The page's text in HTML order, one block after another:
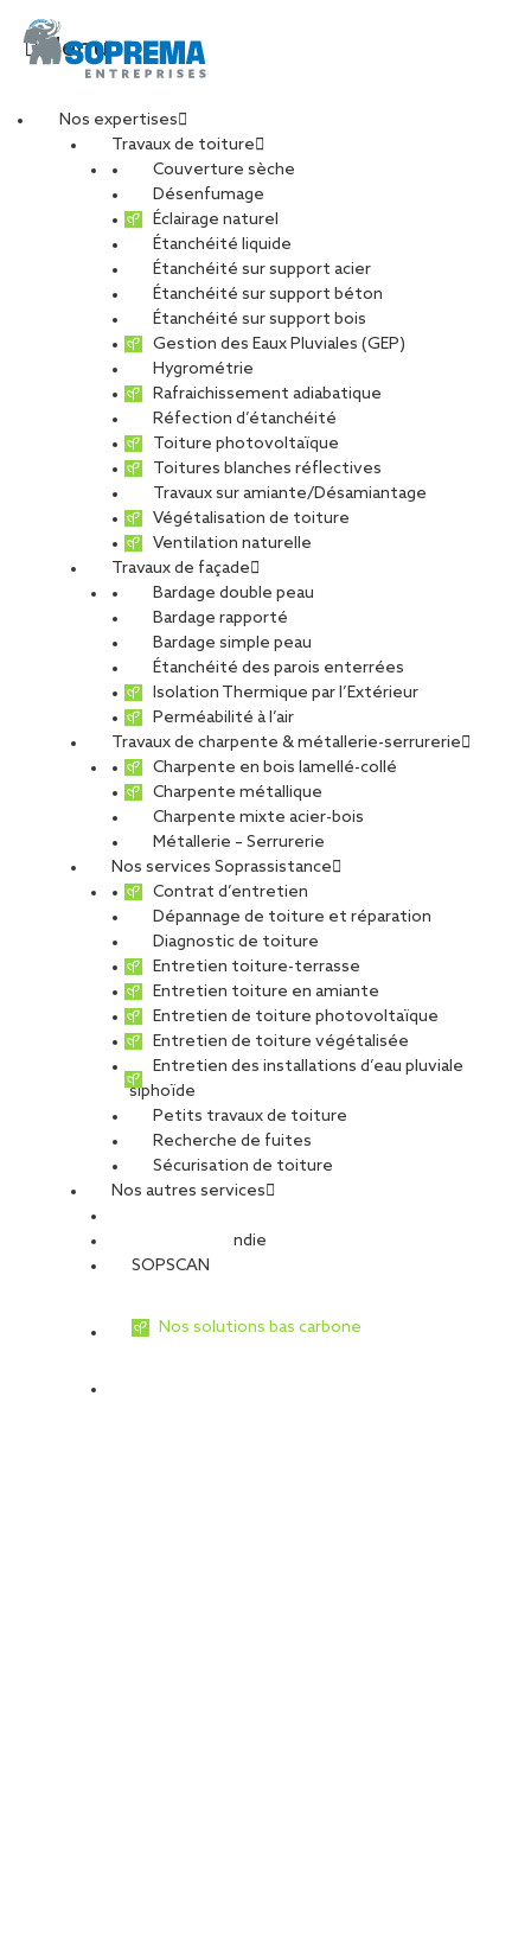
Menu
Nos expertises
Travaux de toiture
Couverture sèche
Désenfumage
Éclairage naturel
Étanchéité liquide
Étanchéité sur support acier
Étanchéité sur support béton
Étanchéité sur support bois
Gestion des Eaux Pluviales (GEP)
Hygrométrie
Rafraichissement adiabatique
Réfection d’étanchéité
Toiture photovoltaïque
Toitures blanches réflectives
Travaux sur amiante/Désamiantage
Végétalisation de toiture
Ventilation naturelle
Travaux de façade
Bardage double peau
Bardage rapporté
Bardage simple peau
Étanchéité des parois enterrées
Isolation Thermique par l’Extérieur
Perméabilité à l’air
Travaux de charpente & métallerie-serrurerie
Charpente en bois lamellé-collé
Charpente métallique
Charpente mixte acier-bois
Métallerie – Serrurerie
Nos services Soprassistance
Contrat d’entretien
Dépannage de toiture et réparation
Diagnostic de toiture
Entretien toiture-terrasse
Entretien toiture en amiante
Entretien de toiture photovoltaïque
Entretien de toiture végétalisée
Entretien des installations d’eau pluviale
siphoïde
Petits travaux de toiture
Recherche de fuites
Sécurisation de toiture
Nos autres services
Sécurité Incendie
SOPSCAN
Nos solutions bas carbone